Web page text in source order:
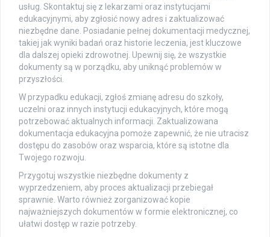
usług. Skontaktuj się z lekarzami oraz instytucjami
edukacyjnymi, aby zgłosić nowy adres i zaktualizować
niezbędne dane. Posiadanie pełnej dokumentacji medycznej,
takiej jak wyniki badań oraz historie leczenia, jest kluczowe
dla dalszej opieki zdrowotnej. Upewnij się, że wszystkie
dokumenty są w porządku, aby uniknąć problemów w
przyszłości.
W przypadku edukacji, zgłoś zmianę adresu do szkoły,
uczelni oraz innych instytucji edukacyjnych, które mogą
potrzebować aktualnych informacji. Zaktualizowana
dokumentacja edukacyjna pomoże zapewnić, że nie utracisz
dostępu do zasobów oraz wsparcia, które są istotne dla
Twojego rozwoju.
Przygotuj wszystkie niezbędne dokumenty z
wyprzedzeniem, aby proces aktualizacji przebiegał
sprawnie. Warto również zorganizować kopie
najważniejszych dokumentów w formie elektronicznej, co
ułatwi dostęp w razie potrzeby.